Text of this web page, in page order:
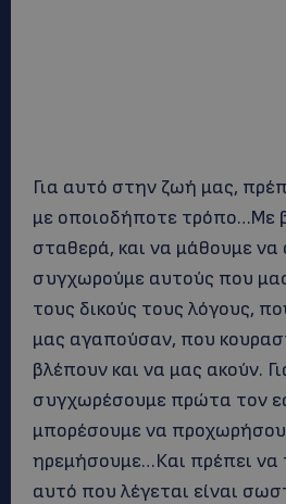
Για αυτό στην ζωή μας,
με οποιοδήποτε τρόπο…Με
σταθερά, και να μάθουμε
συγχωρούμε αυτούς που
τους δικούς τους λόγους,
μας αγαπούσαν, που
βλέπουν και να μας ακούν.
συγχωρέσουμε πρώτα τον
μπορέσουμε να
ηρεμήσουμε…Και πρέπει να
αυτό που λέγεται είναι